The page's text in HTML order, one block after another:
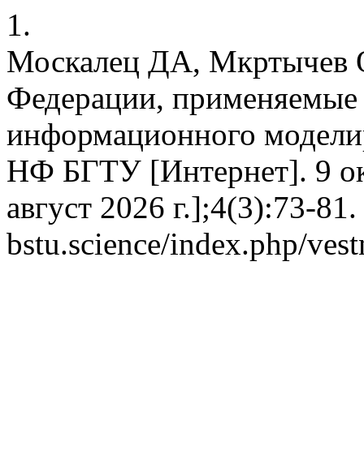
1.
Москалец ДА, Мкртычев
Федерации, применяемые
информационного
НФ БГТУ [Интернет]. 9
август 2026 г.];4(3):73-
bstu.science/index.php/